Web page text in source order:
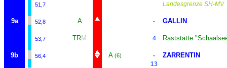
51,7 Landesgrenze SH-MV
9a 52,8 A - GALLIN
53,7 TRM 4 Raststätte
9b 56,4 A (6) - ZARRENTIN
13